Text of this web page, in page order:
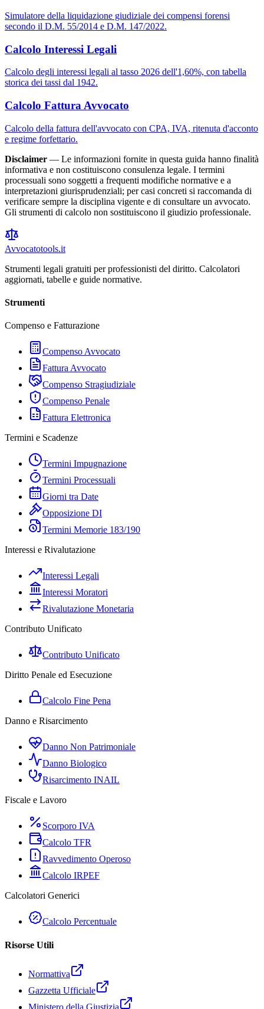
Simulatore della liquidazione giudiziale dei compensi forensi
secondo il D.M. 55/2014 e D.M. 147/2022.
Calcolo Interessi Legali
Calcolo degli interessi legali al tasso 2026 dell'1,60%, con tabella
storica dei tassi dal 1942.
Calcolo Fattura Avvocato
Calcolo della fattura dell'avvocato con CPA, IVA, ritenuta d'acconto
e regime forfettario.
Disclaimer — Le informazioni fornite in questa guida hanno finalità
informativa e non costituiscono consulenza legale. I termini
processuali sono soggetti a frequenti modifiche normative e a
interpretazioni giurisprudenziali; per casi concreti si raccomanda di
verificare sempre la disciplina vigente e di consultare un avvocato.
Gli strumenti di calcolo non sostituiscono il giudizio professionale.
Avvocatotools.it
Strumenti legali gratuiti per professionisti del diritto. Calcolatori
aggiornati, tabelle e guide normative.
Strumenti
Compenso e Fatturazione
Compenso Avvocato
Fattura Avvocato
Compenso Stragiudiziale
Compenso Penale
Fattura Elettronica
Termini e Scadenze
Termini Impugnazione
Termini Processuali
Giorni tra Date
Opposizione DI
Termini Memorie 183/190
Interessi e Rivalutazione
Interessi Legali
Interessi Moratori
Rivalutazione Monetaria
Contributo Unificato
Contributo Unificato
Diritto Penale ed Esecuzione
Calcolo Fine Pena
Danno e Risarcimento
Danno Non Patrimoniale
Danno Biologico
Risarcimento INAIL
Fiscale e Lavoro
Scorporo IVA
Calcolo TFR
Ravvedimento Operoso
Calcolo IRPEF
Calcolatori Generici
Calcolo Percentuale
Risorse Utili
Normattiva
Gazzetta Ufficiale
Ministero della Giustizia